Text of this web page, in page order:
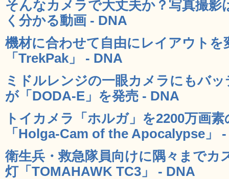
そんなカメラで大丈夫か？写真撮
く分かる動画 - DNA
機材に合わせて自由にレイアウト
「TrekPak」 - DNA
ミドルレンジの一眼カメラにもバ
が「DODA-E」を発売 - DNA
トイカメラ「ホルガ」を2200万画
「Holga-Cam of the Apocalypse」
衛生兵・救急隊員向けに隅々までカ
灯「TOMAHAWK TC3」 - DNA